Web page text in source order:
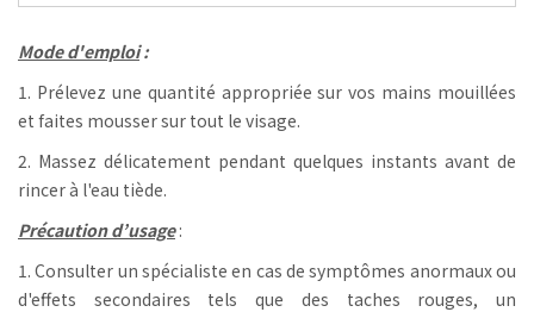
Mode d'emploi:
1. Prélevez une quantité appropriée sur vos mains mouillées
et faites mousser sur tout le visage.
2. Massez délicatement pendant quelques instants avant de
rincer à l'eau tiède.
Précaution d’usage:
1. Consulter un spécialiste en cas de symptômes anormaux ou
d'effets secondaires tels que des taches rouges, un